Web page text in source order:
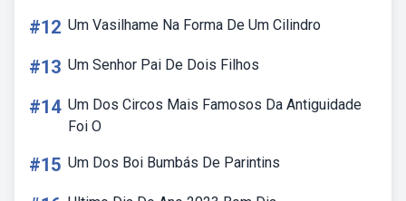
#12 Um Vasilhame Na Forma De Um Cilindro
#13 Um Senhor Pai De Dois Filhos
#14 Um Dos Circos Mais Famosos Da Antiguidade
Foi O
#15 Um Dos Boi Bumbás De Parintins